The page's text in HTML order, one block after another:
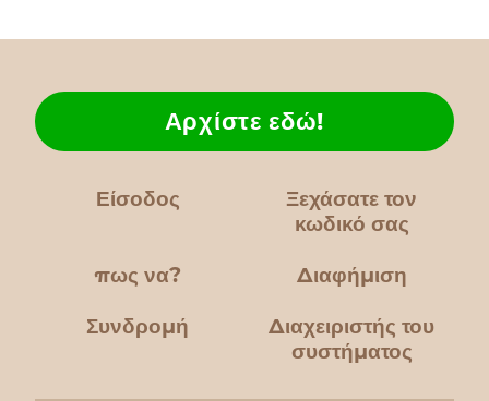
Είσοδος
Ξεχάσατε τον
κωδικό σας
πως να?
Αρχίστε εδώ!
Διαφήμιση
Συνδρομή
Διαχειριστής του
συστήματος